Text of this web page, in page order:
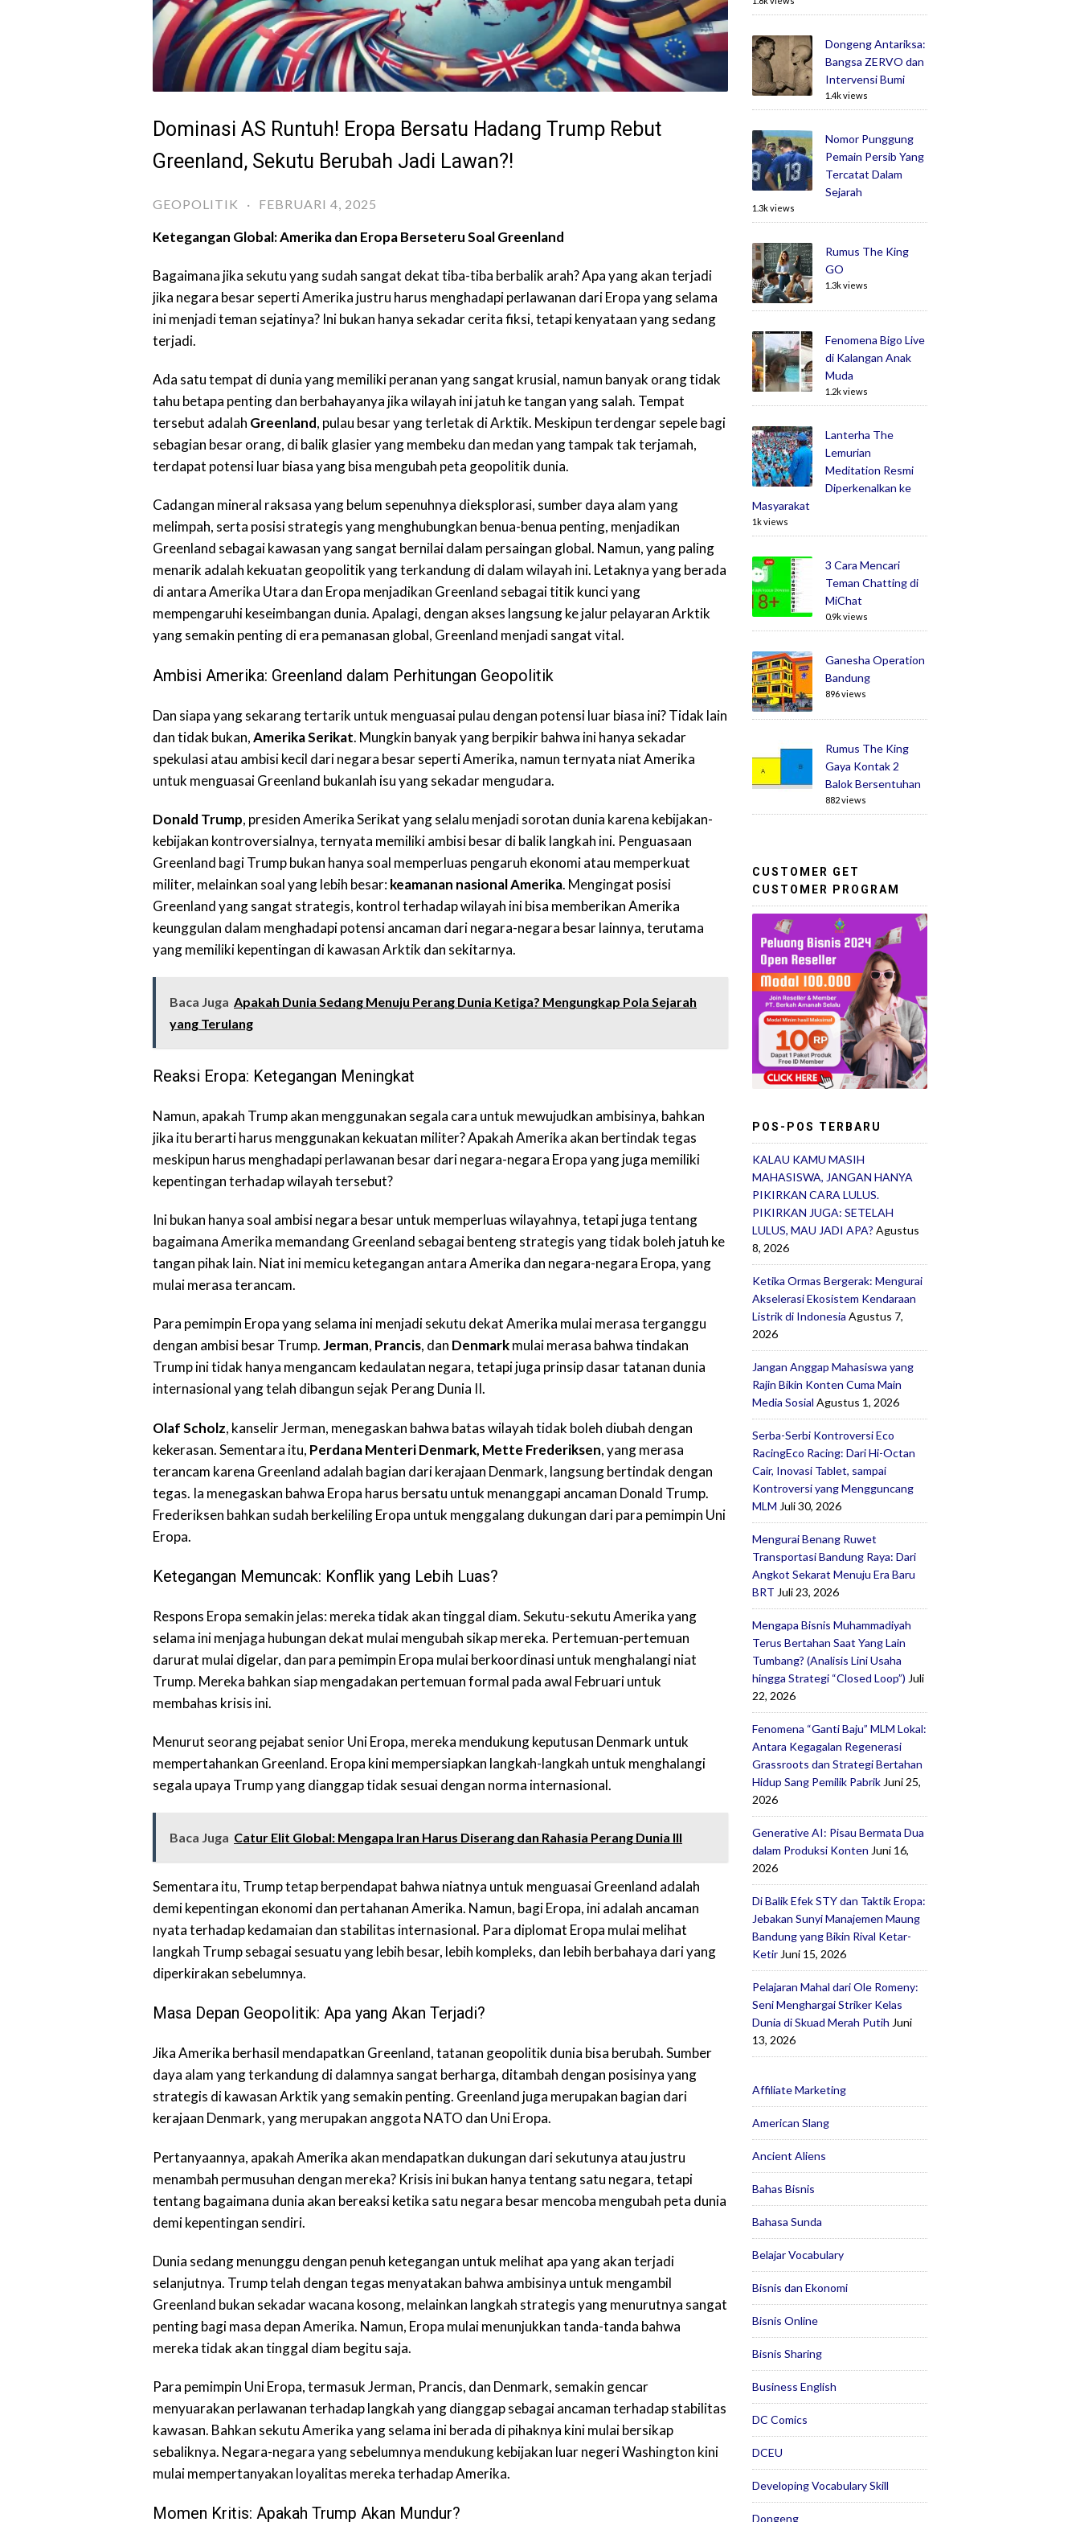
Dominasi AS Runtuh! Eropa Bersatu Hadang Trump Rebut
Greenland, Sekutu Berubah Jadi Lawan?!
GEOPOLITIK · FEBRUARI 4, 2025
Ketegangan Global: Amerika dan Eropa Berseteru Soal Greenland
Bagaimana jika sekutu yang sudah sangat dekat tiba-tiba berbalik arah? Apa yang akan terjadi
jika negara besar seperti Amerika justru harus menghadapi perlawanan dari Eropa yang selama
ini menjadi teman sejatinya? Ini bukan hanya sekadar cerita fiksi, tetapi kenyataan yang sedang
terjadi.
Ada satu tempat di dunia yang memiliki peranan yang sangat krusial, namun banyak orang tidak
tahu betapa penting dan berbahayanya jika wilayah ini jatuh ke tangan yang salah. Tempat
tersebut adalah Greenland, pulau besar yang terletak di Arktik. Meskipun terdengar sepele bagi
sebagian besar orang, di balik glasier yang membeku dan medan yang tampak tak terjamah,
terdapat potensi luar biasa yang bisa mengubah peta geopolitik dunia.
Cadangan mineral raksasa yang belum sepenuhnya dieksplorasi, sumber daya alam yang
melimpah, serta posisi strategis yang menghubungkan benua-benua penting, menjadikan
Greenland sebagai kawasan yang sangat bernilai dalam persaingan global. Namun, yang paling
menarik adalah kekuatan geopolitik yang terkandung di dalam wilayah ini. Letaknya yang berada
di antara Amerika Utara dan Eropa menjadikan Greenland sebagai titik kunci yang
mempengaruhi keseimbangan dunia. Apalagi, dengan akses langsung ke jalur pelayaran Arktik
yang semakin penting di era pemanasan global, Greenland menjadi sangat vital.
Ambisi Amerika: Greenland dalam Perhitungan Geopolitik
Dan siapa yang sekarang tertarik untuk menguasai pulau dengan potensi luar biasa ini? Tidak lain
dan tidak bukan,Amerika Serikat. Mungkin banyak yang berpikir bahwa ini hanya sekadar
spekulasi atau ambisi kecil dari negara besar seperti Amerika, namun ternyata niat Amerika
untuk menguasai Greenland bukanlah isu yang sekadar mengudara.
Donald Trump, presiden Amerika Serikat yang selalu menjadi sorotan dunia karena kebijakan-
kebijakan kontroversialnya, ternyata memiliki ambisi besar di balik langkah ini. Penguasaan
Greenland bagi Trump bukan hanya soal memperluas pengaruh ekonomi atau memperkuat
militer, melainkan soal yang lebih besar:keamanan nasional Amerika. Mengingat posisi
Greenland yang sangat strategis, kontrol terhadap wilayah ini bisa memberikan Amerika
keunggulan dalam menghadapi potensi ancaman dari negara-negara besar lainnya, terutama
yang memiliki kepentingan di kawasan Arktik dan sekitarnya.
Baca Juga Apakah Dunia Sedang Menuju Perang Dunia Ketiga? Mengungkap Pola Sejarah
yang Terulang
Reaksi Eropa: Ketegangan Meningkat
Namun, apakah Trump akan menggunakan segala cara untuk mewujudkan ambisinya, bahkan
jika itu berarti harus menggunakan kekuatan militer? Apakah Amerika akan bertindak tegas
meskipun harus menghadapi perlawanan besar dari negara-negara Eropa yang juga memiliki
kepentingan terhadap wilayah tersebut?
Ini bukan hanya soal ambisi negara besar untuk memperluas wilayahnya, tetapi juga tentang
bagaimana Amerika memandang Greenland sebagai benteng strategis yang tidak boleh jatuh ke
tangan pihak lain. Niat ini memicu ketegangan antara Amerika dan negara-negara Eropa, yang
mulai merasa terancam.
Para pemimpin Eropa yang selama ini menjadi sekutu dekat Amerika mulai merasa terganggu
dengan ambisi besar Trump.Jerman, Prancis, dan Denmarkmulai merasa bahwa tindakan
Trump ini tidak hanya mengancam kedaulatan negara, tetapi juga prinsip dasar tatanan dunia
internasional yang telah dibangun sejak Perang Dunia II.
Olaf Scholz, kanselir Jerman, menegaskan bahwa batas wilayah tidak boleh diubah dengan
kekerasan. Sementara itu, Perdana Menteri Denmark, Mette Frederiksen, yang merasa
terancam karena Greenland adalah bagian dari kerajaan Denmark, langsung bertindak dengan
tegas. Ia menegaskan bahwa Eropa harus bersatu untuk menanggapi ancaman Donald Trump.
Frederiksen bahkan sudah berkeliling Eropa untuk menggalang dukungan dari para pemimpin Uni
Eropa.
Ketegangan Memuncak: Konflik yang Lebih Luas?
Respons Eropa semakin jelas: mereka tidak akan tinggal diam. Sekutu-sekutu Amerika yang
selama ini menjaga hubungan dekat mulai mengubah sikap mereka. Pertemuan-pertemuan
darurat mulai digelar, dan para pemimpin Eropa mulai berkoordinasi untuk menghalangi niat
Trump. Mereka bahkan siap mengadakan pertemuan formal pada awal Februari untuk
membahas krisis ini.
Menurut seorang pejabat senior Uni Eropa, mereka mendukung keputusan Denmark untuk
mempertahankan Greenland. Eropa kini mempersiapkan langkah-langkah untuk menghalangi
segala upaya Trump yang dianggap tidak sesuai dengan norma internasional.
Baca Juga Catur Elit Global: Mengapa Iran Harus Diserang dan Rahasia Perang Dunia III
Sementara itu, Trump tetap berpendapat bahwa niatnya untuk menguasai Greenland adalah
demi kepentingan ekonomi dan pertahanan Amerika. Namun, bagi Eropa, ini adalah ancaman
nyata terhadap kedamaian dan stabilitas internasional. Para diplomat Eropa mulai melihat
langkah Trump sebagai sesuatu yang lebih besar, lebih kompleks, dan lebih berbahaya dari yang
diperkirakan sebelumnya.
Masa Depan Geopolitik: Apa yang Akan Terjadi?
Jika Amerika berhasil mendapatkan Greenland, tatanan geopolitik dunia bisa berubah. Sumber
daya alam yang terkandung di dalamnya sangat berharga, ditambah dengan posisinya yang
strategis di kawasan Arktik yang semakin penting. Greenland juga merupakan bagian dari
kerajaan Denmark, yang merupakan anggota NATO dan Uni Eropa.
Pertanyaannya, apakah Amerika akan mendapatkan dukungan dari sekutunya atau justru
menambah permusuhan dengan mereka? Krisis ini bukan hanya tentang satu negara, tetapi
tentang bagaimana dunia akan bereaksi ketika satu negara besar mencoba mengubah peta dunia
demi kepentingan sendiri.
Dunia sedang menunggu dengan penuh ketegangan untuk melihat apa yang akan terjadi
selanjutnya. Trump telah dengan tegas menyatakan bahwa ambisinya untuk mengambil
Greenland bukan sekadar wacana kosong, melainkan langkah strategis yang menurutnya sangat
penting bagi masa depan Amerika. Namun, Eropa mulai menunjukkan tanda-tanda bahwa
mereka tidak akan tinggal diam begitu saja.
Para pemimpin Uni Eropa, termasuk Jerman, Prancis, dan Denmark, semakin gencar
menyuarakan perlawanan terhadap langkah yang dianggap sebagai ancaman terhadap stabilitas
kawasan. Bahkan sekutu Amerika yang selama ini berada di pihaknya kini mulai bersikap
sebaliknya. Negara-negara yang sebelumnya mendukung kebijakan luar negeri Washington kini
mulai mempertanyakan loyalitas mereka terhadap Amerika.
Momen Kritis: Apakah Trump Akan Mundur?
Dongeng Antariksa:
Bangsa ZERVO dan
Intervensi Bumi
1.4k views
Nomor Punggung
Pemain Persib Yang
Tercatat Dalam
Sejarah
1.3k views
Rumus The King
GO
1.3k views
Fenomena Bigo Live
di Kalangan Anak
Muda
1.2k views
Lanterha The
Lemurian
Meditation Resmi
Diperkenalkan ke
Masyarakat
1k views
3 Cara Mencari
Teman Chatting di
MiChat
0.9k views
Ganesha Operation
Bandung
896 views
Rumus The King
Gaya Kontak 2
Balok Bersentuhan
882 views
CUSTOMER GET
CUSTOMER PROGRAM
POS-POS TERBARU
KALAU KAMU MASIH
MAHASISWA, JANGAN HANYA
PIKIRKAN CARA LULUS.
PIKIRKAN JUGA: SETELAH
LULUS, MAU JADI APA? Agustus
8, 2026
Ketika Ormas Bergerak: Mengurai
Akselerasi Ekosistem Kendaraan
Listrik di Indonesia Agustus 7,
2026
Jangan Anggap Mahasiswa yang
Rajin Bikin Konten Cuma Main
Media Sosial Agustus 1, 2026
Serba-Serbi Kontroversi Eco
RacingEco Racing: Dari Hi-Octan
Cair, Inovasi Tablet, sampai
Kontroversi yang Mengguncang
MLM Juli 30, 2026
Mengurai Benang Ruwet
Transportasi Bandung Raya: Dari
Angkot Sekarat Menuju Era Baru
BRT Juli 23, 2026
Mengapa Bisnis Muhammadiyah
Terus Bertahan Saat Yang Lain
Tumbang? (Analisis Lini Usaha
hingga Strategi “Closed Loop”) Juli
22, 2026
Fenomena “Ganti Baju” MLM Lokal:
Antara Kegagalan Regenerasi
Grassroots dan Strategi Bertahan
Hidup Sang Pemilik Pabrik Juni 25,
2026
Generative AI: Pisau Bermata Dua
dalam Produksi Konten Juni 16,
2026
Di Balik Efek STY dan Taktik Eropa:
Jebakan Sunyi Manajemen Maung
Bandung yang Bikin Rival Ketar-
Ketir Juni 15, 2026
Pelajaran Mahal dari Ole Romeny:
Seni Menghargai Striker Kelas
Dunia di Skuad Merah Putih Juni
13, 2026
Affiliate Marketing
American Slang
Ancient Aliens
Bahas Bisnis
Bahasa Sunda
Belajar Vocabulary
Bisnis dan Ekonomi
Bisnis Online
Bisnis Sharing
Business English
DC Comics
DCEU
Developing Vocabulary Skill
Dongeng